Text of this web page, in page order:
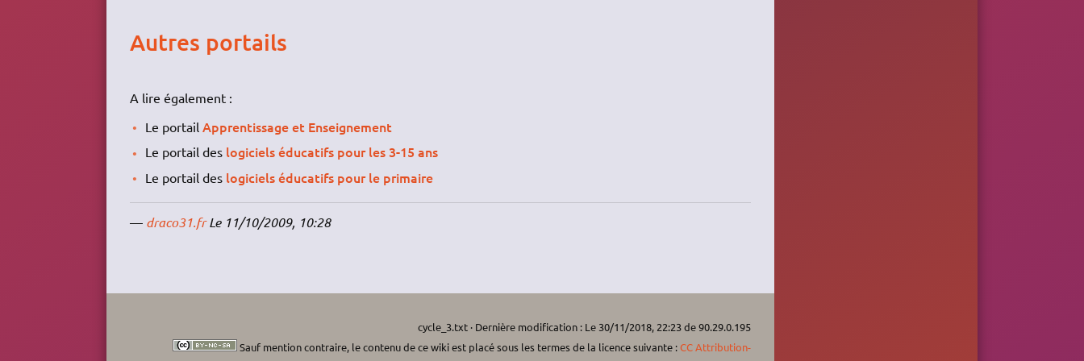
Autres portails
A lire également :
Le portail Apprentissage et Enseignement
Le portail des logiciels éducatifs pour les 3-15 ans
Le portail des logiciels éducatifs pour le primaire
— draco31.frLe 11/10/2009, 10:28
cycle_3.txt · Dernière modification : Le 30/11/2018, 22:23de90.29.0.195
Sauf mention contraire, le contenu de ce wiki est placé sous les termes de la licence suivante :CC Attribution-